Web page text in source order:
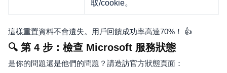
取/cookie。
這樣重置資料不會遺失。用戶回饋成功率高達70%！ 👍
🔍 第 4 步：檢查 Microsoft 服務狀態
是你的問題還是他們的問題？請造訪官方狀態頁面：